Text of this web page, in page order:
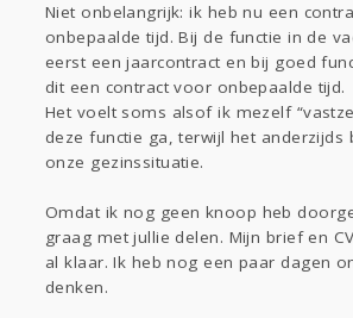
Niet onbelangrijk: ik heb nu een
onbepaalde tijd. Bij de functie in de
eerst een jaarcontract en bij goed
dit een contract voor onbepaalde tijd.
Het voelt soms alsof ik mezelf
deze functie ga, terwijl het anderzijds
onze gezinssituatie.
Omdat ik nog geen knoop heb
graag met jullie delen. Mijn brief en
al klaar. Ik heb nog een paar dagen
denken.